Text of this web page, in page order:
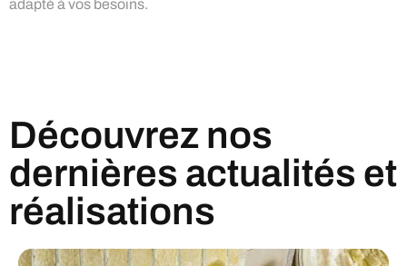
adapté à vos besoins.
Découvrez nos
dernières actualités et
réalisations